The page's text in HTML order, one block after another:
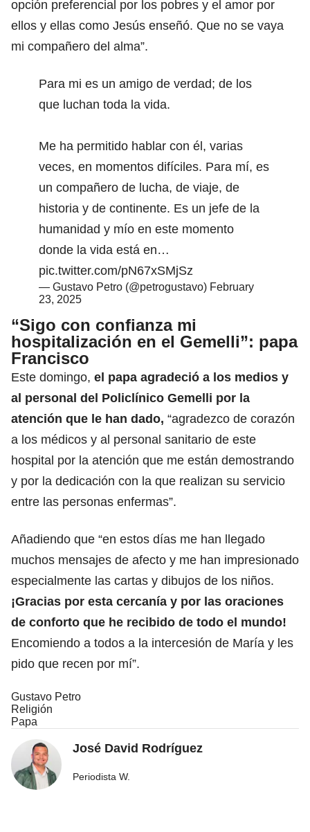
opción preferencial por los pobres y el amor por
ellos y ellas como Jesús enseñó. Que no se vaya
mi compañero del alma”.
Para mi es un amigo de verdad; de los
que luchan toda la vida.
Me ha permitido hablar con él, varias
veces, en momentos difíciles. Para mí, es
un compañero de lucha, de viaje, de
historia y de continente. Es un jefe de la
humanidad y mío en este momento
donde la vida está en…
pic.twitter.com/pN67xSMjSz
— Gustavo Petro (@petrogustavo) February
23, 2025
“Sigo con confianza mi
hospitalización en el Gemelli”: papa
Francisco
Este domingo, el papa agradeció a los medios y
al personal del Policlínico Gemelli por la
atención que le han dado, “agradezco de corazón
a los médicos y al personal sanitario de este
hospital por la atención que me están demostrando
y por la dedicación con la que realizan su servicio
entre las personas enfermas”.
Añadiendo que “en estos días me han llegado
muchos mensajes de afecto y me han impresionado
especialmente las cartas y dibujos de los niños.
¡Gracias por esta cercanía y por las oraciones
de conforto que he recibido de todo el mundo!
Encomiendo a todos a la intercesión de María y les
pido que recen por mí”.
Gustavo Petro
Religión
Papa
José David Rodríguez
Periodista W.